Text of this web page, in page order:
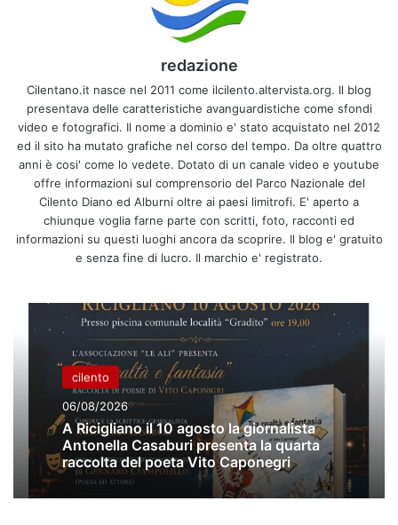
redazione
Cilentano.it nasce nel 2011 come ilcilento.altervista.org. Il blog
presentava delle caratteristiche avanguardistiche come sfondi
video e fotografici. Il nome a dominio e' stato acquistato nel 2012
ed il sito ha mutato grafiche nel corso del tempo. Da oltre quattro
anni è cosi' come lo vedete. Dotato di un canale video e youtube
offre informazioni sul comprensorio del Parco Nazionale del
Cilento Diano ed Alburni oltre ai paesi limitrofi. E' aperto a
chiunque voglia farne parte con scritti, foto, racconti ed
informazioni su questi luoghi ancora da scoprire. Il blog e' gratuito
e senza fine di lucro. Il marchio e' registrato.
cilento
06/08/2026
A Ricigliano il 10 agosto la giornalista
Antonella Casaburi presenta la quarta
raccolta del poeta Vito Caponegri